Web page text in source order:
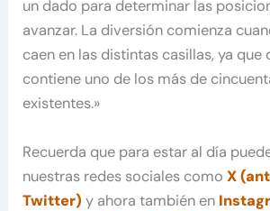
un dado para determinar las
avanzar. La diversión comienza
caen en las distintas casillas, ya que
contiene uno de los más de
existentes.»
Recuerda que para estar al día
nuestras redes sociales comoX
Twitter) y ahora también en